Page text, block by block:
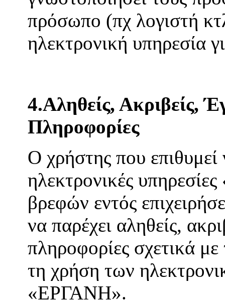
πρόσωπο (πχ λογιστή
ηλεκτρονική υπηρεσία
4.Αληθείς, Ακριβείς,
Πληροφορίες
Ο χρήστης που επιθυμεί
ηλεκτρονικές
βρεφών εντός
να παρέχει αληθείς,
πληροφορίες σχετικά
τη χρήση των
«ΕΡΓΑΝΗ».